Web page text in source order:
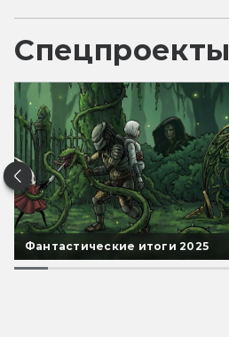
Спецпроекты
Фантастические итоги 2025